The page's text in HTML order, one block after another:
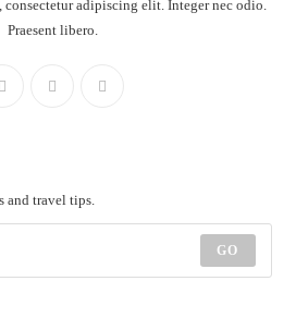
consectetur adipiscing elit. Integer nec odio.
Praesent libero.
and travel tips.
GO